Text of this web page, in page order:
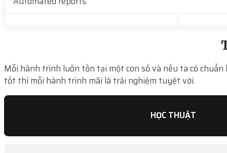
Mỗi hành trình luôn tồn tại một con số và nếu ta có chuẩn
tốt thì mỗi hành trình mãi là trải nghiệm tuyệt vời.
HỌC THUẬT